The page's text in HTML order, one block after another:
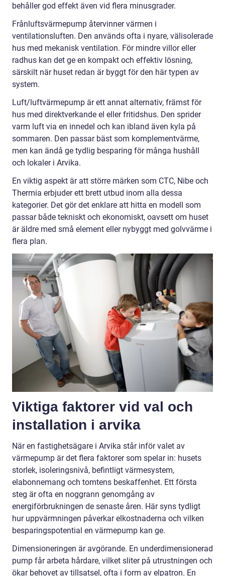
behåller god effekt även vid flera minusgrader.
Frånluftsvärmepump återvinner värmen i
ventilationsluften. Den används ofta i nyare, välisolerade
hus med mekanisk ventilation. För mindre villor eller
radhus kan det ge en kompakt och effektiv lösning,
särskilt när huset redan är byggt för den här typen av
system.
Luft/luftvärmepump är ett annat alternativ, främst för
hus med direktverkande el eller fritidshus. Den sprider
varm luft via en innedel och kan ibland även kyla på
sommaren. Den passar bäst som komplementvärme,
men kan ändå ge tydlig besparing för många hushåll
och lokaler i Arvika.
En viktig aspekt är att större märken som CTC, Nibe och
Thermia erbjuder ett brett utbud inom alla dessa
kategorier. Det gör det enklare att hitta en modell som
passar både tekniskt och ekonomiskt, oavsett om huset
är äldre med små element eller nybyggt med golvvärme i
flera plan.
Viktiga faktorer vid val och
installation i arvika
När en fastighetsägare i Arvika står inför valet av
värmepump är det flera faktorer som spelar in: husets
storlek, isoleringsnivå, befintligt värmesystem,
elabonnemang och tomtens beskaffenhet. Ett första
steg är ofta en noggrann genomgång av
energiförbrukningen de senaste åren. Här syns tydligt
hur uppvärmningen påverkar elkostnaderna och vilken
besparingspotential en värmepump kan ge.
Dimensioneringen är avgörande. En underdimensionerad
pump får arbeta hårdare, vilket sliter på utrustningen och
ökar behovet av tillsatsel, ofta i form av elpatron. En